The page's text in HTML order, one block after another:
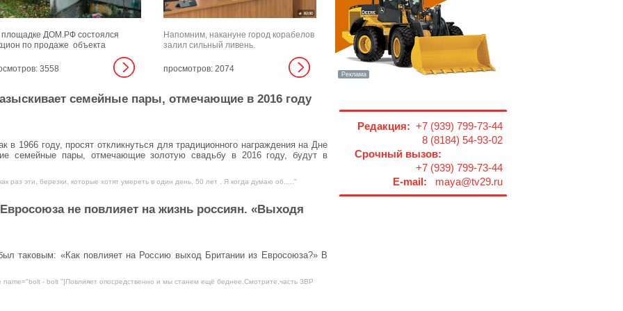
ДОМ.РФ состоялся
по продаже объекта
строительства в
пересечения улицы
с земельным участком.
3558
Напомним, накануне город корабелов
залил сильный ливень.
просмотров: 2074
семейные пары, отмечающие в 2016 году
в 1966 году, просят откликнуться для традиционного награждения на Дне
семейные пары, отмечающие золотую свадьбу в 2016 году, будут в
раз эти, березки, которые хотят умереть в один день, 50 лет . Я когда думаю об....."
не повлияет на жизнь россиян. «Выходя
таковым: «Как повлияет на Россию выход Британии из Евросоюза?» В
name="bolt - bolt "]Повлияет опосредственно и мы станем ещё беднее.Смотрите,часть ЗВР
Редакция: +7 (939) 799-73-44
8 (8184) 54-93-02
Срочный вызов:
+7 (939) 799-73-44
E-mail: maya@tv29.ru